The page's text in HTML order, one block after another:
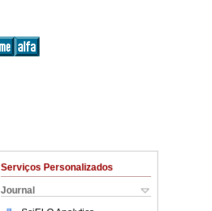
Serviços Personalizados
Journal